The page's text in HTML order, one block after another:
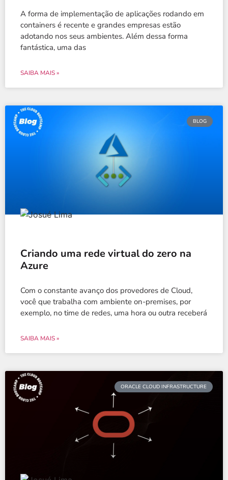
A forma de implementação de aplicações rodando em
containers é recente e grandes empresas estão
adotando nos seus ambientes. Além dessa forma
fantástica, uma das
SAIBA MAIS »
BLOG
Criando uma rede virtual do zero na
Azure
Com o constante avanço dos provedores de Cloud,
você que trabalha com ambiente on-premises, por
exemplo, no time de redes, uma hora ou outra receberá
SAIBA MAIS »
ORACLE CLOUD INFRASTRUCTURE